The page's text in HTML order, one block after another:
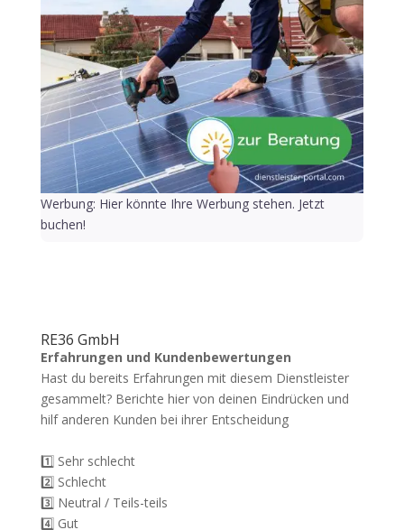
Werbung: Hier könnte Ihre Werbung stehen. Jetzt
buchen!
RE36 GmbH
Erfahrungen und Kundenbewertungen
Hast du bereits Erfahrungen mit diesem Dienstleister
gesammelt? Berichte hier von deinen Eindrücken und
hilf anderen Kunden bei ihrer Entscheidung
1️⃣ Sehr schlecht
2️⃣ Schlecht
3️⃣ Neutral / Teils-teils
4️⃣ Gut